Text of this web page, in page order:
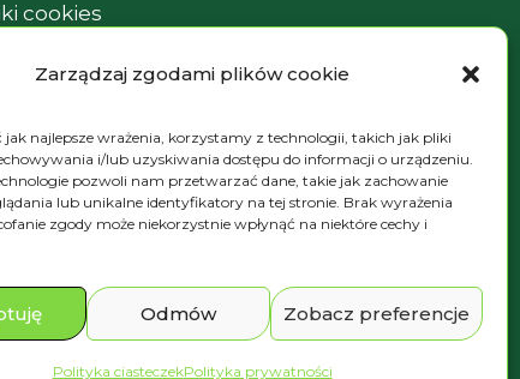
Zarządzaj zgodami plików cookie
najlepsze wrażenia, korzystamy z technologii, takich jak pliki
i/lub uzyskiwania dostępu do informacji o urządzeniu.
pozwoli nam przetwarzać dane, takie jak zachowanie
lub unikalne identyfikatory na tej stronie. Brak wyrażenia
zgody może niekorzystnie wpłynąć na niektóre cechy i
Odmów Zobacz preferencje
Polityka ciasteczekPolityka prywatności
cookies
prywatności
Subwencję Finansową.Podmiotem